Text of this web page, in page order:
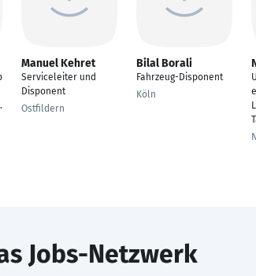
Manuel Kehret
Serviceleiter und
Disponent
Ostfildern
Bilal Borali
Fahrzeug-Disponent
Köln
Jobs-Netzwerk